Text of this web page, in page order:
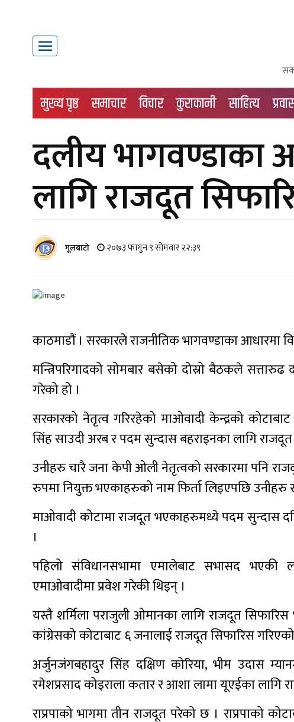
मुख्य पृष्ठ समाचार विचार कुराकानी साहित्य
दलीय भागवण्डाका
लागि राजदूत
मूलबाटाे २०७३ फागुन ९ सोमवार २२:३९
काठमाडौं । सरकारले राजनीतिक भागवण्डाका आधारमा
मन्त्रिपरिगादको सोमबार बसेको दोस्रो बैठकले
गरेको हो ।
सरकारको नेतृत्व गरिरहेको माओवादी केन्द्रको
सिंह साउदी अरब र पदम सुन्दास बहराइनका लागि
उनीहरु चारै जना केपी ओली नेतृत्वको सरकारमा पनि
रुपमा नियुक्त भएकाहरुको नाम फिर्ता लिइएपछि उनीहरु
माओवादी कोटामा राजदूत भएकाहरुमध्ये पदम सुन्दास
।
पहिलो संविधानसभामा एमालेबाट सभासद भएकी
एमाओवादीमा प्रवेश गरेकी थिइन् ।
यस्तै शर्मिला पराजुली ओमानका लागि राजदूत
कांग्रेसको कोटाबाट ६ जनालाई राजदूत सिफारिस
अर्जुनजंगबहादुर सिंह दक्षिण कोरिया, भीम उदास
रमेशप्रसाद कोइराला कतार र आशा लामा यूएईका लागि
राप्रपाको भागमा तीन राजदूत परेको छ । राप्रपाको